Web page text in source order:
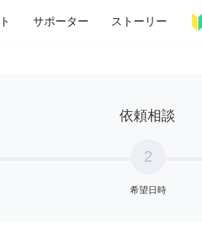
サポーター ストーリー
インテリア 趣味・習い事 ペット
依頼相談
2
希望日時